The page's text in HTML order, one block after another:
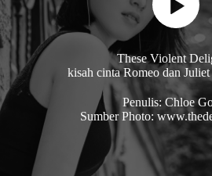
These Violent
kisah cinta Romeo dan
Penulis: Chloe
Sumber Photo: